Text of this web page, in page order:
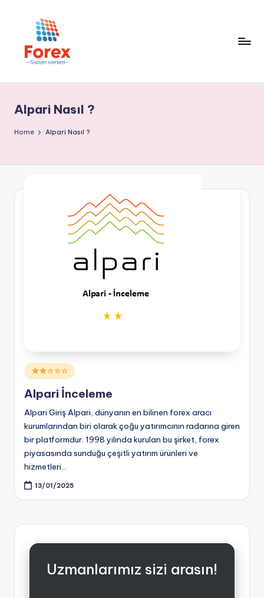
Alpari Nasıl ?
Home Alpari Nasıl ?
Posted
in
☆☆☆
Alpari İnceleme
Alpari Giriş Alpari, dünyanın en bilinen forex aracı
kurumlarından biri olarak çoğu yatırımcının radarına giren
bir platformdur. 1998 yılında kurulan bu şirket, forex
piyasasında sunduğu çeşitli yatırım ürünleri ve
hizmetleri…
13/01/2025
Uzmanlarımız sizi arasın!